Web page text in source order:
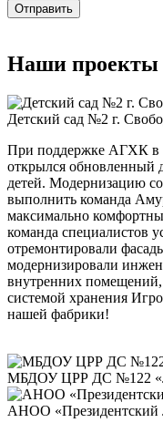
Отправить
Наши проекты
Детский сад №2 г.
При поддержке АГХК в
открылся обновленный
детей. Модернизацию
выполнить команда
максимально
команда специалистов
отремонтировали
модернизировали
внутренних
системой хранения
нашей фабрики!
МБДОУ ЦРР ДС №122
АНОО «Президентский